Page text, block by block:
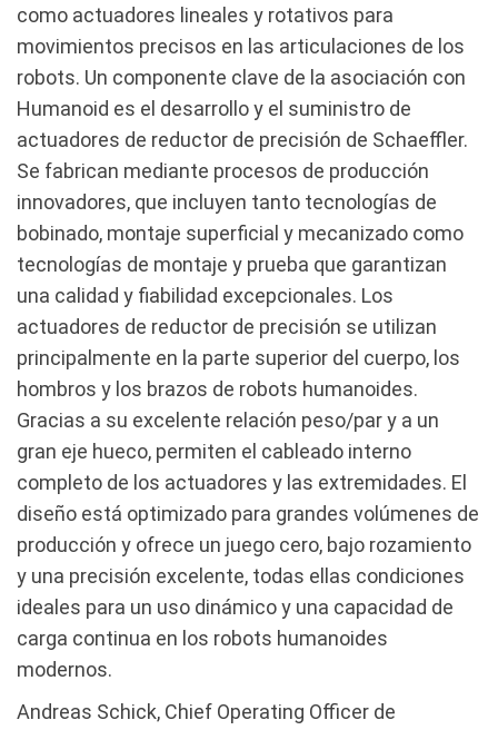
como actuadores lineales y rotativos para
movimientos precisos en las articulaciones de los
robots. Un componente clave de la asociación con
Humanoid es el desarrollo y el suministro de
actuadores de reductor de precisión de Schaeffler.
Se fabrican mediante procesos de producción
innovadores, que incluyen tanto tecnologías de
bobinado, montaje superficial y mecanizado como
tecnologías de montaje y prueba que garantizan
una calidad y fiabilidad excepcionales. Los
actuadores de reductor de precisión se utilizan
principalmente en la parte superior del cuerpo, los
hombros y los brazos de robots humanoides.
Gracias a su excelente relación peso/par y a un
gran eje hueco, permiten el cableado interno
completo de los actuadores y las extremidades. El
diseño está optimizado para grandes volúmenes de
producción y ofrece un juego cero, bajo rozamiento
y una precisión excelente, todas ellas condiciones
ideales para un uso dinámico y una capacidad de
carga continua en los robots humanoides
modernos.
Andreas Schick, Chief Operating Officer de